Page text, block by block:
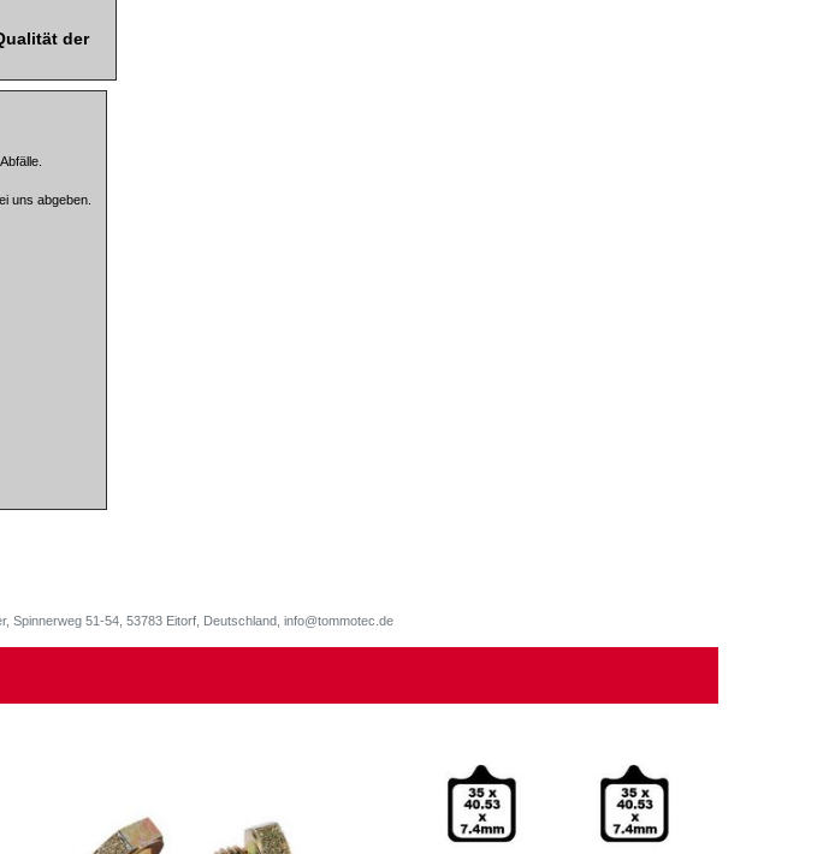
der
uns abgeben.
Spinnerweg 51-54, 53783 Eitorf, Deutschland, info@tommotec.de